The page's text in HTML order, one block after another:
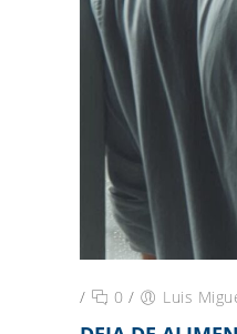
/ 0 / Luis